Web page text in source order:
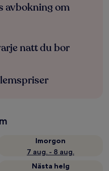
avbokning om
natt du bor
Imorgon
7 aug. - 8 aug.
Nästa helg